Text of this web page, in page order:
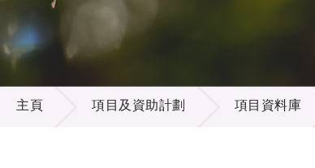
項目及資助計劃
主頁 項目及資助計劃 項目資料庫